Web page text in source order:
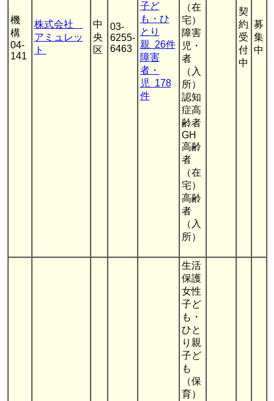
機
構
04-
141
株式会社
アミュレッ
ト
中
央
区
03-
6255-
6463
子ど
も・ひ
とり
親 26件
障害
者・
児 178
件
（在
宅）
障害
児・
者
（入
所）
認知
症高
齢者
GH
高齢
者
（在
宅）
高齢
者
（入
所）
契
約
受
付
中
募
集
中
生活
保護
女性
子ど
も・
ひと
り親
子ど
も
（保
育）